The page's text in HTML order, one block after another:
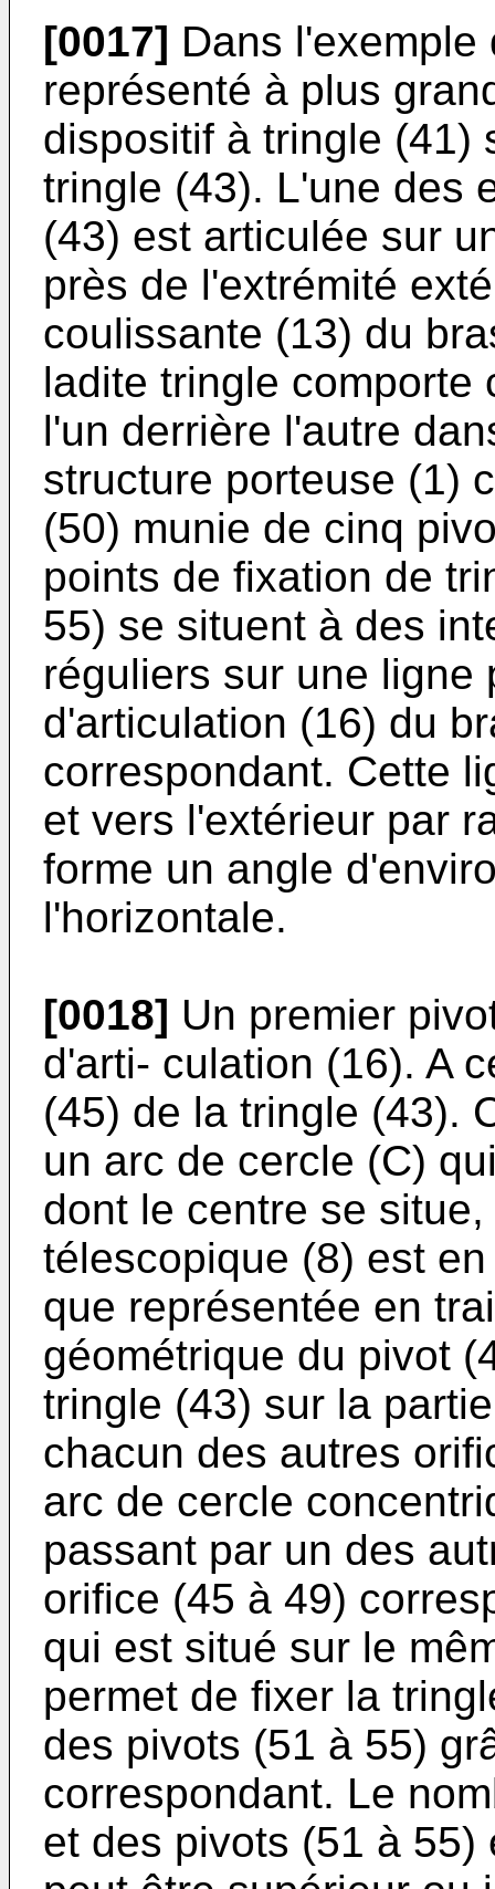
[0017] Dans
représenté à plus
dispositif à tringle (41)
tringle (43). L'une des
(43) est articulée sur
près de l'extrémité
coulissante (13) du
ladite tringle comporte
l'un derrière l'autre
structure porteuse (1)
(50) munie de cinq
points de fixation de
55) se situent à des
réguliers sur une ligne
d'articulation (16) du
correspondant. Cette
et vers l'extérieur par
forme un angle
l'horizontale.
[0018] Un premier
d'arti- culation (16). A
(45) de la tringle (43).
un arc de cercle (C)
dont le centre se
télescopique (8) est
que représentée en
géométrique du pivot
tringle (43) sur la
chacun des autres
arc de cercle
passant par un des
orifice (45 à 49)
qui est situé sur le
permet de fixer la
des pivots (51 à 55)
correspondant. Le
et des pivots (51 à